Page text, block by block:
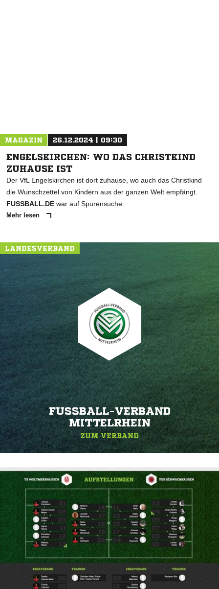
MAGAZIN 26.12.2024 | 09:30
ENGELSKIRCHEN: WO DAS CHRISTKIND
ZUHAUSE IST
Der VfL Engelskirchen ist dort zuhause, wo auch das Christkind
die Wunschzettel von Kindern aus der ganzen Welt empfängt.
FUSSBALL.DE war auf Spurensuche.
Mehr lesen
LANDESVERBAND
FUSSBALL-VERBAND M
ITTELRHEIN
ZUM VERBAND